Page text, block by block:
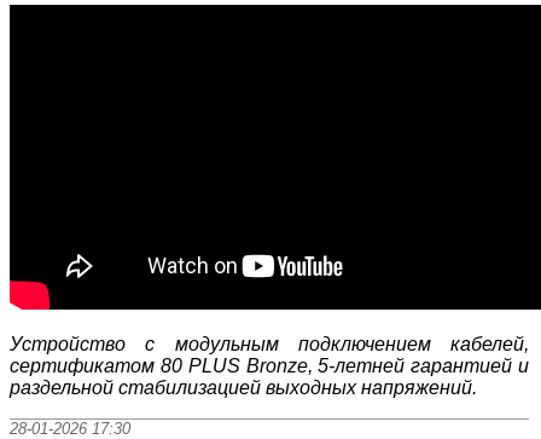
Устройство с модульным подключением кабелей,
сертификатом 80 PLUS Bronze, 5-летней гарантией и
раздельной стабилизацией выходных напряжений.
28-01-2026 17:30